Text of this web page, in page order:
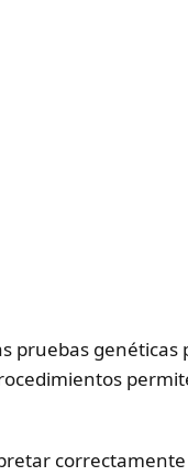
pruebas